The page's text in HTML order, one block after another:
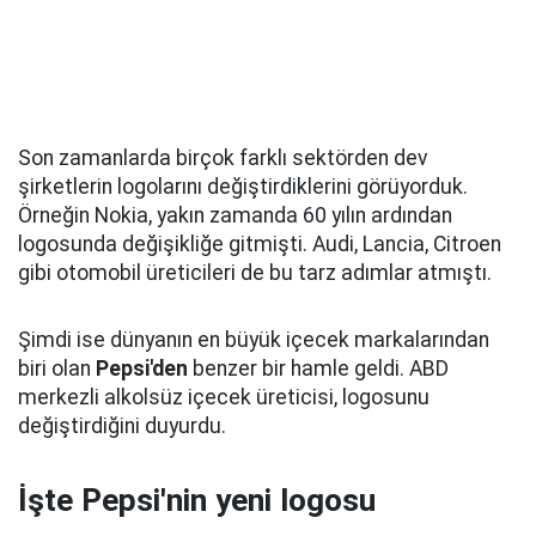
Son zamanlarda birçok farklı sektörden dev
şirketlerin logolarını değiştirdiklerini görüyorduk.
Örneğin Nokia, yakın zamanda 60 yılın ardından
logosunda değişikliğe gitmişti. Audi, Lancia, Citroen
gibi otomobil üreticileri de bu tarz adımlar atmıştı.
Şimdi ise dünyanın en büyük içecek markalarından
biri olan Pepsi'den benzer bir hamle geldi. ABD
merkezli alkolsüz içecek üreticisi, logosunu
değiştirdiğini duyurdu.
İşte Pepsi'nin yeni logosu